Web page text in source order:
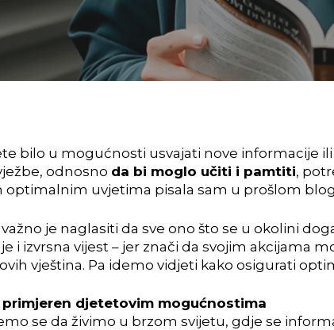
bilo u mogućnosti usvajati nove informacije
odnosno da bi moglo učiti i pamtiti,
uvjetima pisala sam u prošlom
važno je naglasiti da sve ono što se u okolini
je i izvrsna vijest – jer znači da svojim
vještina. Pa idemo vidjeti kako osigurati
primjeren djetetovim mogućnostima
se da živimo u brzom svijetu, gdje se